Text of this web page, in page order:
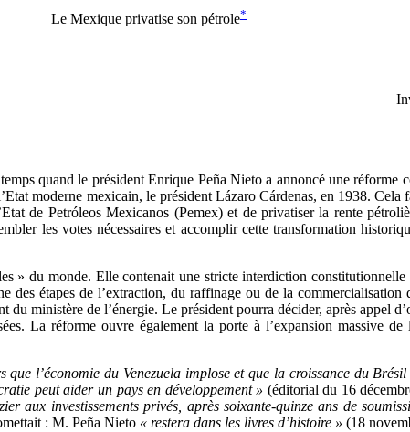
Le Mexique privatise son pétrole*
quand le président Enrique Peña Nieto a annoncé une réforme
moderne mexicain, le président Lázaro Cárdenas, en 1938.
de Petróleos Mexicanos (Pemex) et de privatiser la rente
les votes nécessaires et accomplir cette transformation
» du monde. Elle contenait une stricte interdiction
étapes de l’extraction, du raffinage ou de la
ministère de l’énergie. Le président pourra décider, après appel
La réforme ouvre également la porte à l’expansion massive
que l’économie du Venezuela implose et que la croissance du
peut aider un pays en développement » (éditorial du 16
aux investissements privés, après soixante-quinze ans de
: M. Peña Nieto « restera dans les livres d’histoire » (18